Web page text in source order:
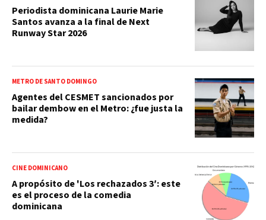
Periodista dominicana Laurie Marie
Santos avanza a la final de Next
Runway Star 2026
METRO DE SANTO DOMINGO
Agentes del CESMET sancionados por
bailar dembow en el Metro: ¿fue justa la
medida?
CINE DOMINICANO
A propósito de 'Los rechazados 3′: este
es el proceso de la comedia
dominicana